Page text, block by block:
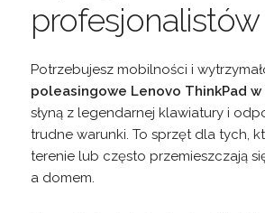
profesjonalistów
Potrzebujesz mobilności i
poleasingowe Lenovo ThinkPad
słyną z legendarnej klawiatury i
trudne warunki. To sprzęt dla tych,
terenie lub często przemieszczają
a domem.